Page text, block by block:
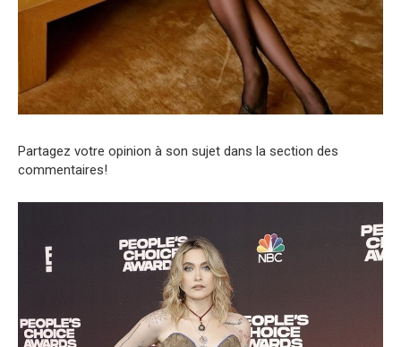
Partagez votre opinion à son sujet dans la section des
commentaires!